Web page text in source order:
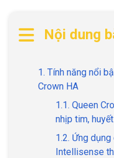
Nội dung
1. Tính năng nổi
Crown HA
1.1. Queen
nhịp tim,
1.2. Ứng
Intellisense